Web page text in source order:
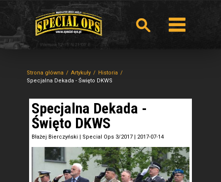
Strona główna Artykuły
Historia
Specjalna Dekada - Święto DKWS
Specjalna Dekada -
Święto DKWS
Błażej Bierczyński | Special Ops 3/2017 | 2017-07-14